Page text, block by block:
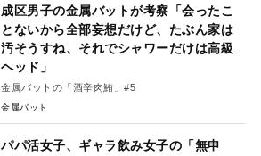
成区男子の金属バットが考察「会ったこ
とないから全部妄想だけど、たぶん家は
汚そうすね、それでシャワーだけは高級
ヘッド」
金属バットの「酒辛肉鮪」#5
金属バット
パパ活女子、ギャラ飲み女子の「無申